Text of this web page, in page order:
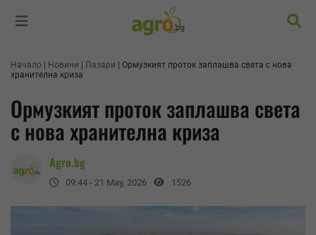
Начало Новини Пазари
Ормузкият проток заплашва света с нова
хранителна криза
Ормузкият проток заплашва света
с нова хранителна криза
Agro.bg
09:44 - 21 May, 2026 1526